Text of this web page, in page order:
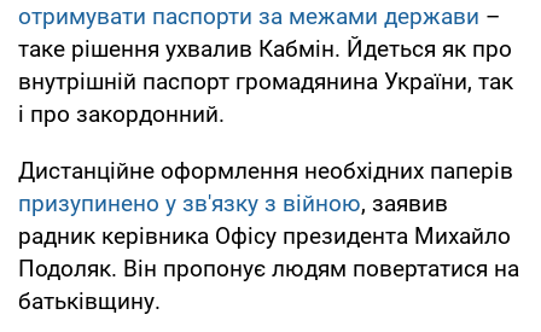
отримувати паспорти за межами держави –
таке рішення ухвалив Кабмін. Йдеться як про
внутрішній паспорт громадянина України, так
і про закордонний.
Дистанційне оформлення необхідних паперів
призупинено у зв'язку з війною, заявив
радник керівника Офісу президента Михайло
Подоляк. Він пропонує людям повертатися на
батьківщину.